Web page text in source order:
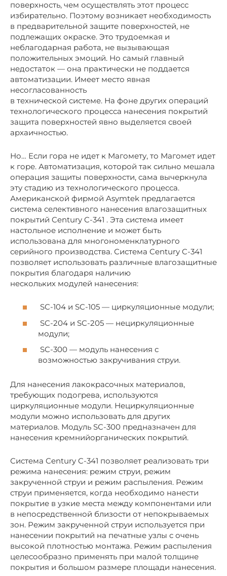
поверхность, чем осуществлять этот процесс
избирательно. Поэтому возникает необходимость
в предварительной защите поверхностей, не
подлежащих окраске. Это трудоемкая и
неблагодарная работа, не вызывающая
положительных эмоций. Но самый главный
недостаток — она практически не поддается
автоматизации. Имеет место явная
несогласованность
в технической системе. На фоне других операций
технологического процесса нанесения покрытий
защита поверхностей явно выделяется своей
архаичностью.
Но… Если гора не идет к Магомету, то Магомет идет
к горе. Автоматизация, которой так сильно мешала
операция защиты поверхности, сама вычеркнула
эту стадию из технологического процесса.
Американской фирмой Asymtek предлагается
система селективного нанесения влагозащитных
покрытий Century C-341 . Эта система имеет
настольное исполнение и может быть
использована для многономенклатурного
серийного производства. Система Century C-341
позволяет использовать различные влагозащитные
покрытия благодаря наличию
нескольких модулей нанесения:
SC-104 и SC-105 — циркуляционные модули;
SC-204 и SC-205 — нециркуляционные
модули;
SC-300 — модуль нанесения с
возможностью закручивания струи.
Для нанесения лакокрасочных материалов,
требующих подогрева, используются
циркуляционные модули. Нециркуляционные
модули можно использовать для других
материалов. Модуль SC-300 предназначен для
нанесения кремнийорганических покрытий.
Система Century C-341 позволяет реализовать три
режима нанесения: режим струи, режим
закрученной струи и режим распыления. Режим
струи применяется, когда необходимо нанести
покрытие в узкие места между компонентами или
в непосредственной близости от непокрываемых
зон. Режим закрученной струи используется при
нанесении покрытий на печатные узлы с очень
высокой плотностью монтажа. Режим распыления
целесообразно применять при малой толщине
покрытия и большом размере площади нанесения.